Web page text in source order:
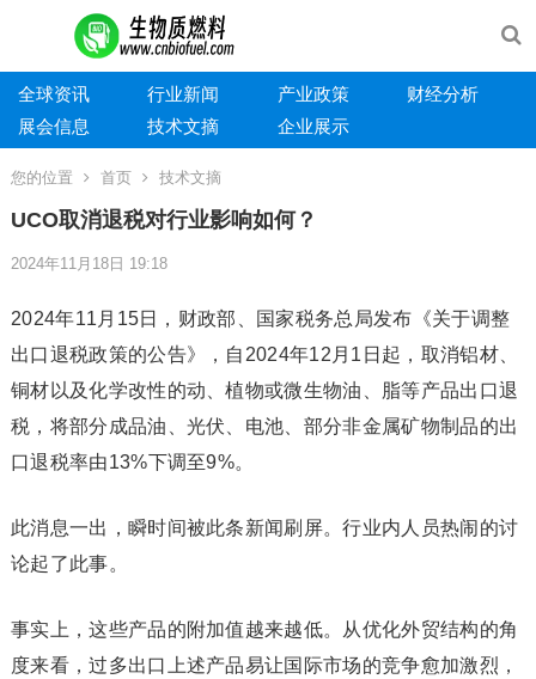
全球资讯 行业新闻 产业政策
财经分析
展会信息
技术文摘 企业展示
您的位置 首页 技术文摘
UCO取消退税对行业影响如何？
2024年11月18日 19:18
2024年11月15日，财政部、国家税务总局发布《关于调整
出口退税政策的公告》，自2024年12月1日起，取消铝材、
铜材以及化学改性的动、植物或微生物油、脂等产品出口退
税，将部分成品油、光伏、电池、部分非金属矿物制品的出
口退税率由13%下调至9%。
此消息一出，瞬时间被此条新闻刷屏。行业内人员热闹的讨
论起了此事。
事实上，这些产品的附加值越来越低。从优化外贸结构的角
度来看，过多出口上述产品易让国际市场的竞争愈加激烈，